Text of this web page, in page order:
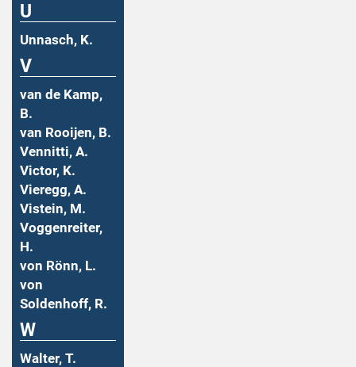
U
Unnasch, K.
V
van de Kamp,
B.
van Rooijen, B.
Vennitti, A.
Victor, K.
Vieregg, A.
Vistein, M.
Voggenreiter,
H.
von Rönn, L.
von
Soldenhoff, R.
W
Walter, T.